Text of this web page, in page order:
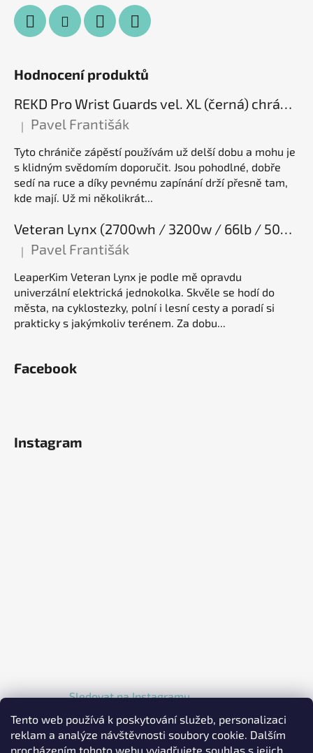
Tento web používá k poskytování služeb, personalizaci
reklam a analýze návštěvnosti soubory cookie. Dalším
procházením tohoto webu vyjadřujete souhlas s jejich
Hodnocení produktů
REKD Pro Wrist Guards vel. XL (černá) chrániče zápěstí
Hodnocení produktu je 5 z 5 hvězdiček.
| Pavel Františák
Tyto chrániče zápěstí používám už delší dobu a mohu je
s klidným svědomím doporučit. Jsou pohodlné, dobře
sedí na ruce a díky pevnému zapínání drží přesně tam,
kde mají. Už mi několikrát...
Veteran Lynx (2700wh / 3200w / 66lb / 50E), elektrická jednokolka
Hodnocení produktu je 5 z 5 hvězdiček.
| Pavel Františák
LeaperKim Veteran Lynx je podle mě opravdu
univerzální elektrická jednokolka. Skvěle se hodí do
města, na cyklostezky, polní i lesní cesty a poradí si
prakticky s jakýmkoliv terénem. Za dobu...
Facebook
Instagram
Sledovat na Instagramu